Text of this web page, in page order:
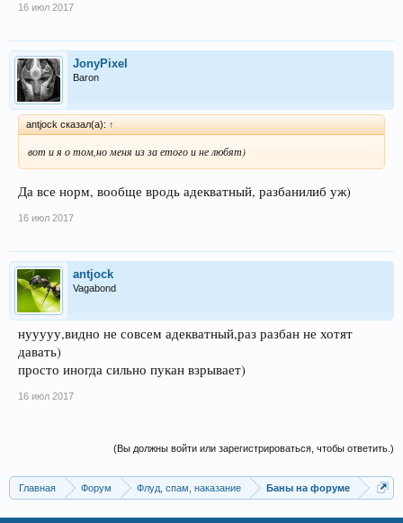
16 июл 2017
JonyPixel
Baron
antjock сказал(а): ↑
вот и я о том,но меня из за етого и не любят)
Да все норм, вообще вродь адекватный, разбанилиб уж)
16 июл 2017
antjock
Vagabond
нууууу,видно не совсем адекватный,раз разбан не хотят
давать)
просто иногда сильно пукан взрывает)
16 июл 2017
(Вы должны войти или зарегистрироваться, чтобы ответить.)
Главная Форум Флуд, спам, наказание Баны на форуме